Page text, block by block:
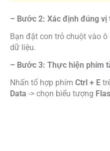
– Bước 2: Xác định đúng vị
Bạn đặt con trỏ chuột vào
dữ liệu.
– Bước 3: Thực hiện phím
Nhấn tổ hợp phím Ctrl + E
Data -> chọn biểu tượng